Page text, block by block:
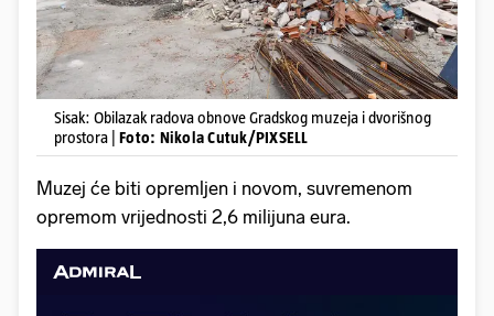
Sisak: Obilazak radova obnove Gradskog muzeja i dvorišnog
prostora | Foto: Nikola Cutuk/PIXSELL
Muzej će biti opremljen i novom, suvremenom
opremom vrijednosti 2,6 milijuna eura.